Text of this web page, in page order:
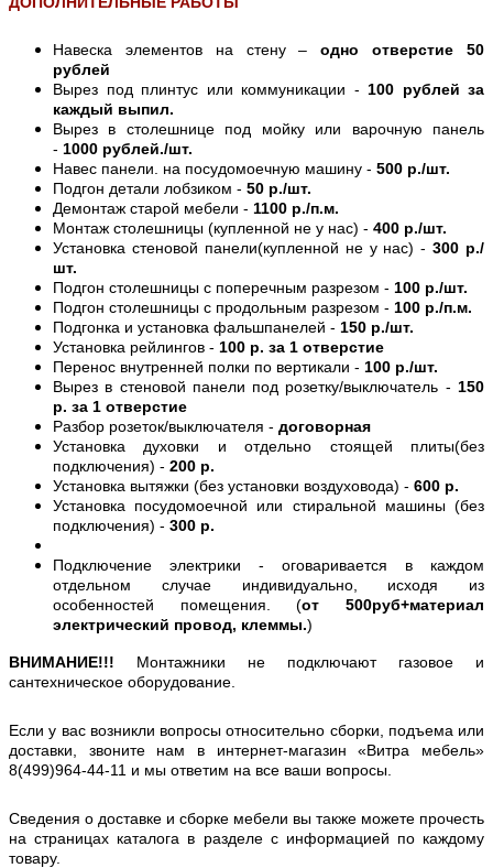
Навеска элементов на стену –одно отверстие 50
рублей
Вырез под плинтус или коммуникации - 100 рублей за
каждый выпил.
Вырез в столешнице под мойку или варочную панель
- 1000 рублей./шт.
Навес панели. на посудомоечную машину - 500 р./шт.
Подгон детали лобзиком - 50 р./шт.
Демонтаж старой мебели - 1100 р./п.м.
Монтаж столешницы (купленной не у нас) - 400 р./шт.
Установка стеновой панели(купленной не у нас) -300 р./
шт.
Подгон столешницы с поперечным разрезом - 100 р./шт.
Подгон столешницы с продольным разрезом - 100 р./п.м.
Подгонка и установка фальшпанелей - 150 р./шт.
Установка рейлингов - 100 р. за 1 отверстие
Перенос внутренней полки по вертикали - 100 р./шт.
Вырез в стеновой панели под розетку/выключатель - 150
р. за 1 отверстие
Разбор розеток/выключателя - договорная
Установка духовки и отдельно стоящей плиты(без
подключения) - 200 р.
Установка вытяжки (без установки воздуховода) - 600 р.
Установка посудомоечной или стиральной машины (без
подключения) - 300 р.
Подключение электрики - оговаривается в каждом
отдельном случае индивидуально, исходя из
особенностей помещения. (от 500руб+материал
электрический провод, клеммы.)
ВНИМАНИЕ!!! Монтажники не подключают газовое и
сантехническое оборудование.
Если у вас возникли вопросы относительно сборки, подъема или
доставки, звоните нам в интернет-магазин «Витра мебель»
8(499)964-44-11 и мы ответим на все ваши вопросы.
Сведения о доставке и сборке мебели вы также можете прочесть
на страницах каталога в разделе с информацией по каждому
товару.